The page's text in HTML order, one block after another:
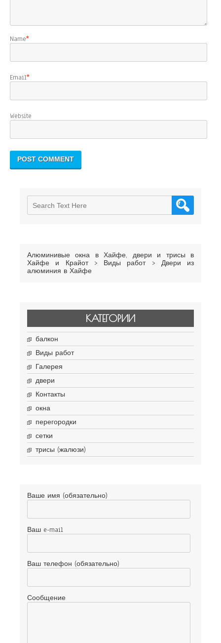
Name*
Email*
Website
Алюминивые окна в Хайфе, двери и трисы в
Хайфе и Крайот> Виды работ> Двери из
алюминия в Хайфе
КАТЕГОРИИ
балкон
Виды работ
Галерея
двери
Контакты
окна
перегородки
сетки
трисы (жалюзи)
Ваше имя (обязательно)
Ваш e-mail
Ваш телефон (обязательно)
Сообщение